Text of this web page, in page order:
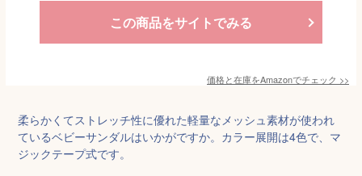
この商品をサイトでみる
価格と在庫をAmazonでチェック >>
柔らかくてストレッチ性に優れた軽量なメッシュ素材が使われ
ているベビーサンダルはいかがですか。カラー展開は4色で、マ
ジックテープ式です。